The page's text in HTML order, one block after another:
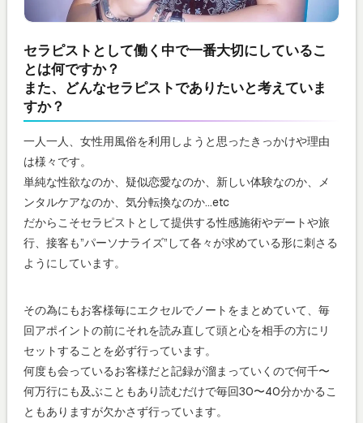
セラピストとして働く中で一番大切にしているこ
とは何ですか？
また、どんなセラピストでありたいと考えていま
すか？
一人一人、女性用風俗を利用しようと思ったきっかけや理由
は様々です。
単純な性欲なのか、疑似恋愛なのか、新しい体験なのか、メ
ンタルケアなのか、気分転換なのか…etc
だからこそセラピストとして提供する性感施術やデートや旅
行、接客も”パーソナライズ”して各々が求めている形に刺さる
ようにしています。
その為にもお客様毎にエクセルでノートをまとめていて、毎
回アポイントの前にそれを読み直して頭と心を相手の方にリ
セットすることを必ず行っています。
何度も会っているお客様だと記録が溜まっていくので何千〜
何万行にも及ぶこともあり読むだけで毎回30〜40分かかるこ
ともありますが欠かさず行っています。